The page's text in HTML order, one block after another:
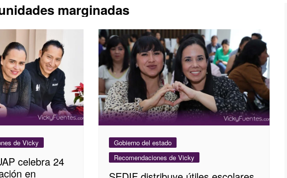
marginadas
de Vicky
celebra 24
en
Gobierno del estado
Recomendaciones de Vicky